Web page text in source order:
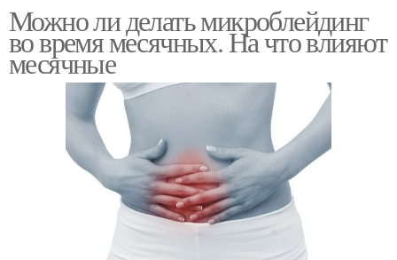
Можно ли делать микроблейдинг
во время месячных. На что влияют
месячные